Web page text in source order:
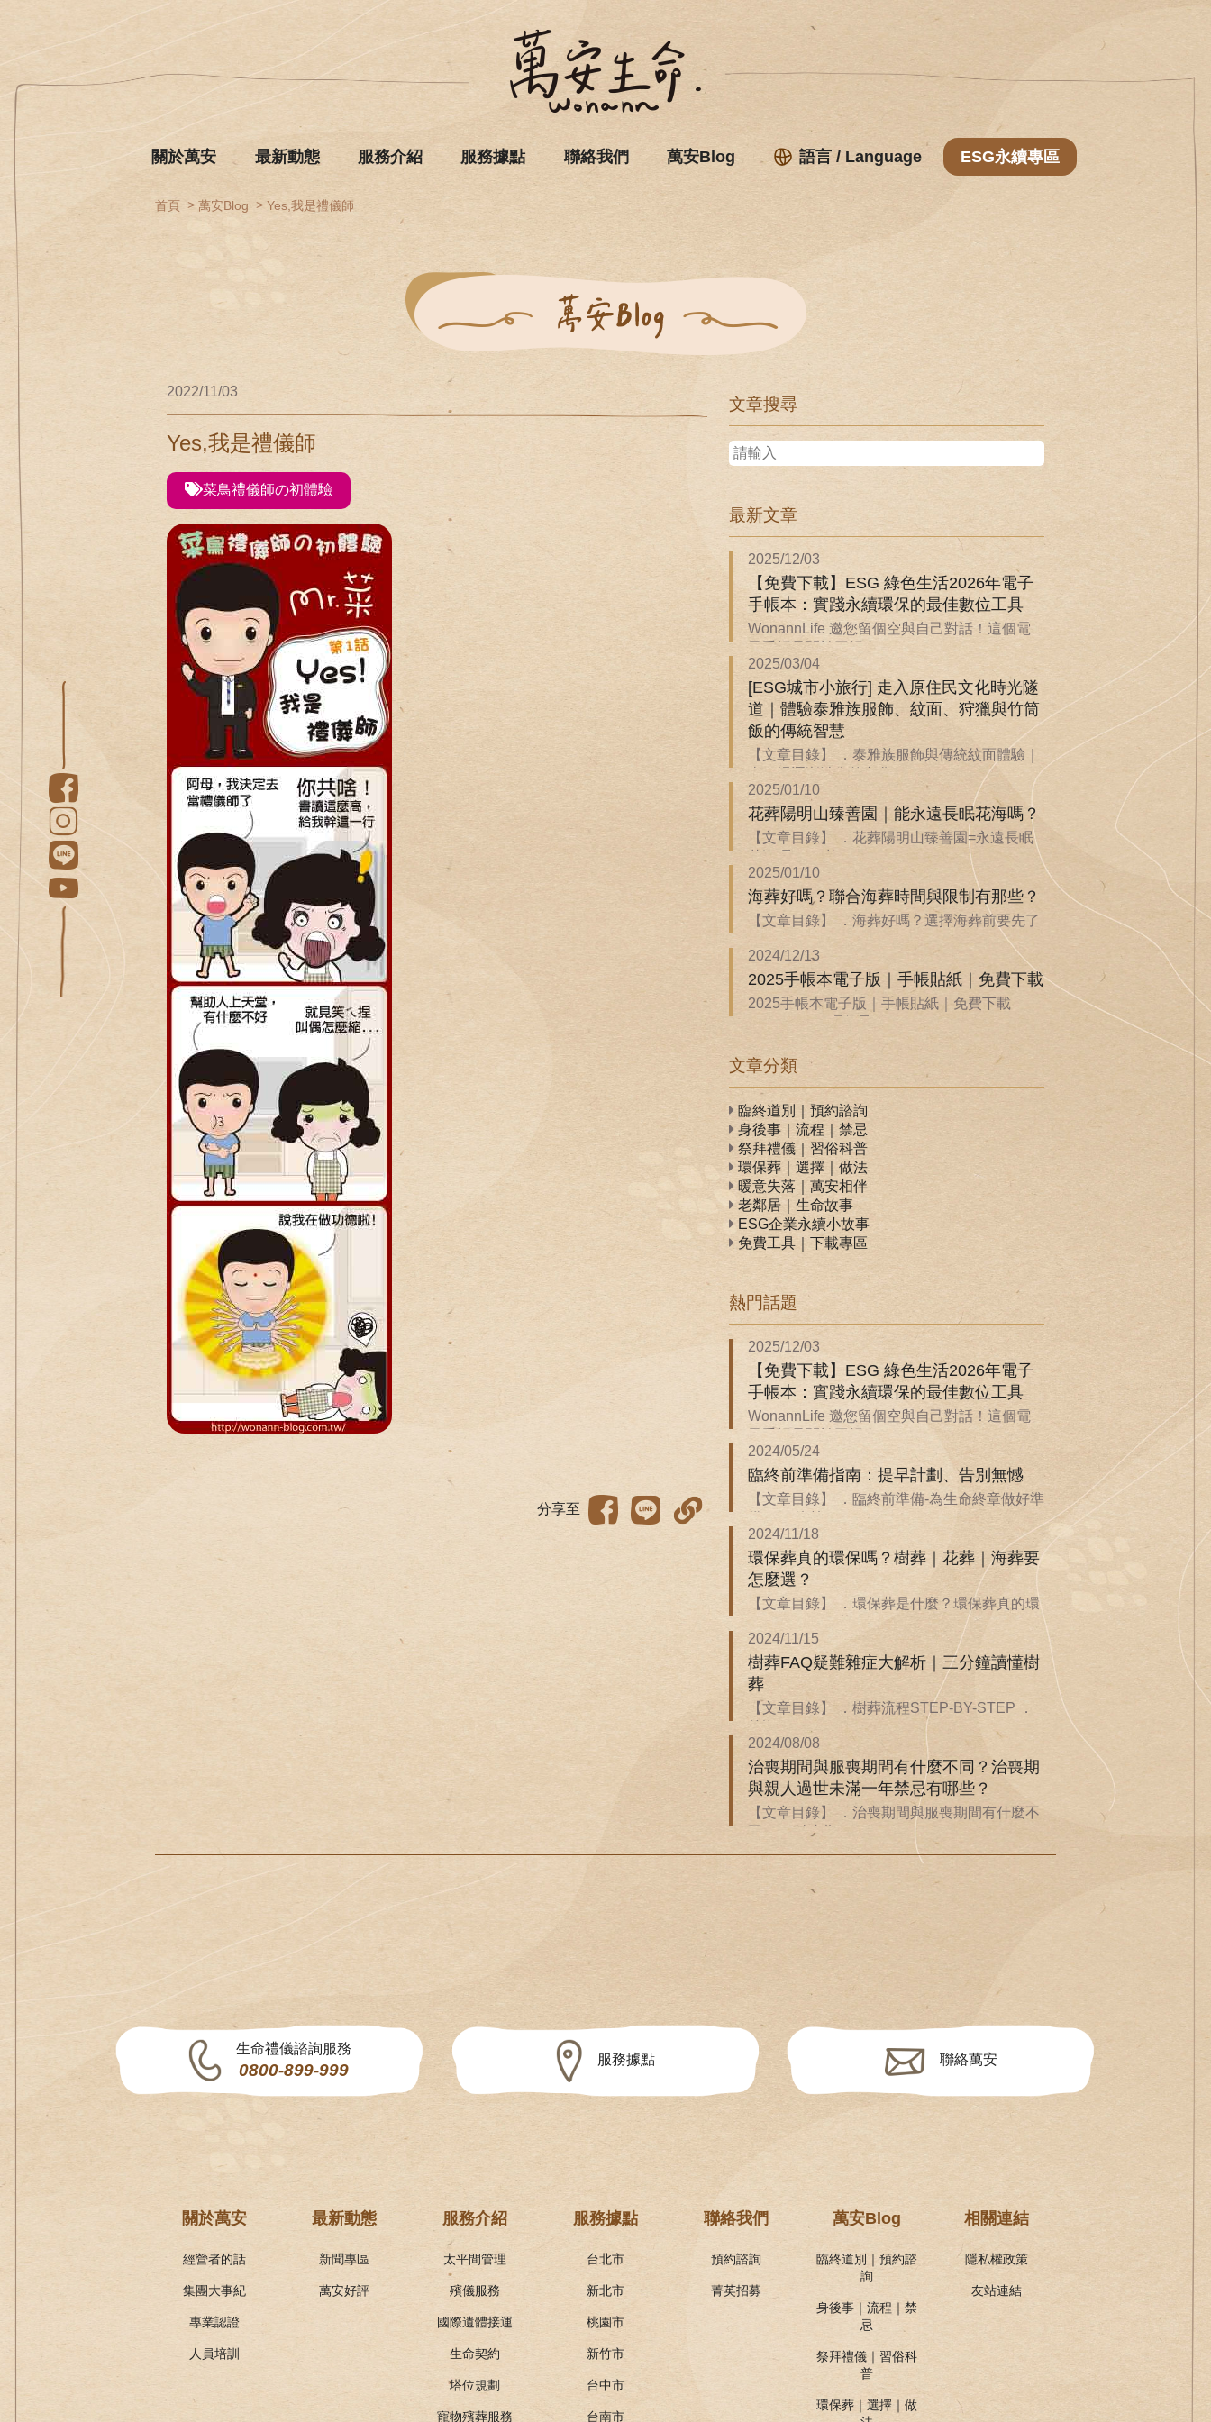
關於萬安 最新動態 服務介紹 服務據點 聯絡我們 萬安Blog 語言 / Language ESG永續專區
首頁 萬安Blog Yes,我是禮儀師
2022/11/03
Yes,我是禮儀師
菜鳥禮儀師の初體驗
分享至
文章搜尋
最新文章
2025/12/03
【免費下載】ESG 綠色生活2026年電子
手帳本：實踐永續環保的最佳數位工具
WonannLife 邀您留個空與自己對話！這個電
子手帳是關於回歸自...
2025/03/04
[ESG城市小旅行] 走入原住民文化時光隧
道｜體驗泰雅族服飾、紋面、狩獵與竹筒
飯的傳統智慧
【文章目錄】 ．泰雅族服飾與傳統紋面體驗｜
來一場逐漸消失的文化...
2025/01/10
花葬陽明山臻善園｜能永遠長眠花海嗎？
【文章目錄】 ．花葬陽明山臻善園=永遠長眠
2025/01/10
海葬好嗎？聯合海葬時間與限制有那些？
【文章目錄】 ．海葬好嗎？選擇海葬前要先了
2024/12/13
2025手帳本電子版｜手帳貼紙｜免費下載
2025手帳本電子版｜手帳貼紙｜免費下載
WonannLife 環保承...
文章分類
臨終道別｜預約諮詢
身後事｜流程｜禁忌
祭拜禮儀｜習俗科普
環保葬｜選擇｜做法
暖意失落｜萬安相伴
老鄰居｜生命故事
ESG企業永續小故事
免費工具｜下載專區
熱門話題
2025/12/03
【免費下載】ESG 綠色生活2026年電子
手帳本：實踐永續環保的最佳數位工具
WonannLife 邀您留個空與自己對話！這個電
2024/05/24
臨終前準備指南：提早計劃、告別無憾
【文章目錄】 ．臨終前準備-為生命終章做好準
2024/11/18
環保葬真的環保嗎？樹葬｜花葬｜海葬要
怎麼選？
【文章目錄】 ．環保葬是什麼？環保葬真的環
保嗎？ ．環保葬也...
2024/11/15
樹葬FAQ疑難雜症大解析｜三分鐘讀懂樹
葬
【文章目錄】 ．樹葬流程STEP-BY-STEP ．
2024/08/08
治喪期間與服喪期間有什麼不同？治喪期
與親人過世未滿一年禁忌有哪些？
【文章目錄】 ．治喪期間與服喪期間有什麼不
同？ ．治喪期...
生命禮儀諮詢服務
0800-899-999
服務據點 聯絡萬安
關於萬安
經營者的話
集團大事紀
專業認證
人員培訓
最新動態
新聞專區
萬安好評
服務介紹
太平間管理
殯儀服務
國際遺體接運
生命契約
塔位規劃
寵物殯葬服務
服務據點
台北市
新北市
桃園市
新竹市
台中市
台南市
聯絡我們
預約諮詢
菁英招募
萬安Blog
臨終道別｜預約諮
詢
身後事｜流程｜禁
忌
祭拜禮儀｜習俗科
普
環保葬｜選擇｜做
相關連結
隱私權政策
友站連結